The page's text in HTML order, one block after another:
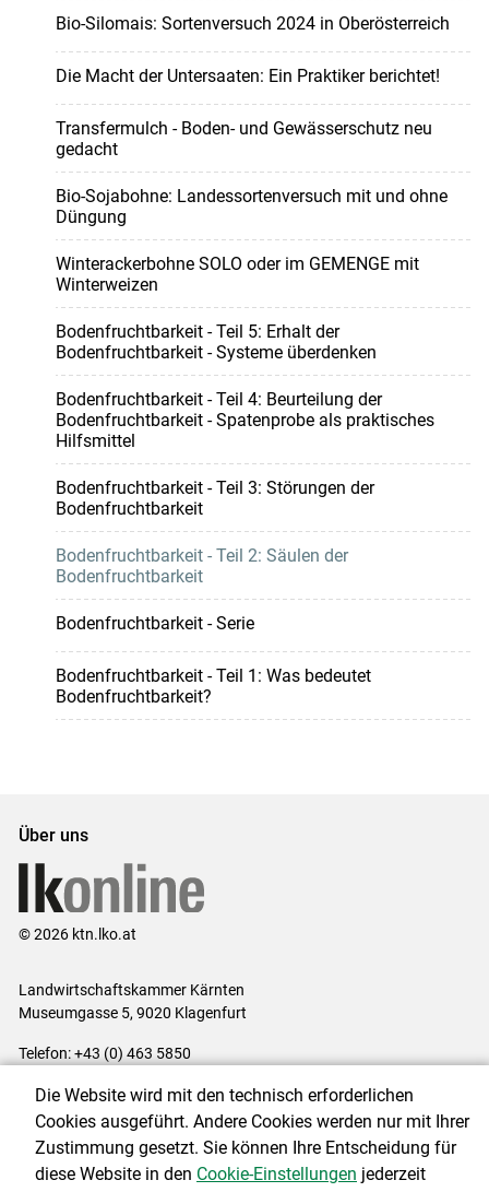
Bio-Silomais: Sortenversuch 2024 in Oberösterreich
Die Macht der Untersaaten: Ein Praktiker berichtet!
Transfermulch - Boden- und Gewässerschutz neu
gedacht
Bio-Sojabohne: Landessortenversuch mit und ohne
Düngung
Winterackerbohne SOLO oder im GEMENGE mit
Winterweizen
Bodenfruchtbarkeit - Teil 5: Erhalt der
Bodenfruchtbarkeit - Systeme überdenken
Bodenfruchtbarkeit - Teil 4: Beurteilung der
Bodenfruchtbarkeit - Spatenprobe als praktisches
Hilfsmittel
Bodenfruchtbarkeit - Teil 3: Störungen der
Bodenfruchtbarkeit
Bodenfruchtbarkeit - Teil 2: Säulen der
Bodenfruchtbarkeit
Bodenfruchtbarkeit - Serie
Bodenfruchtbarkeit - Teil 1: Was bedeutet
Bodenfruchtbarkeit?
Über uns
© 2026 ktn.lko.at
Landwirtschaftskammer Kärnten
Museumgasse 5, 9020 Klagenfurt
Telefon: +43 (0) 463 5850
Impressum|Kontakt|Datenschutzerklärung|Barrierefreiheit|
Cookie-Einstellungen
Die Website wird mit den technisch erforderlichen
Cookies ausgeführt. Andere Cookies werden nur mit Ihrer
Zustimmung gesetzt. Sie können Ihre Entscheidung für
diese Website in den Cookie-Einstellungen jederzeit